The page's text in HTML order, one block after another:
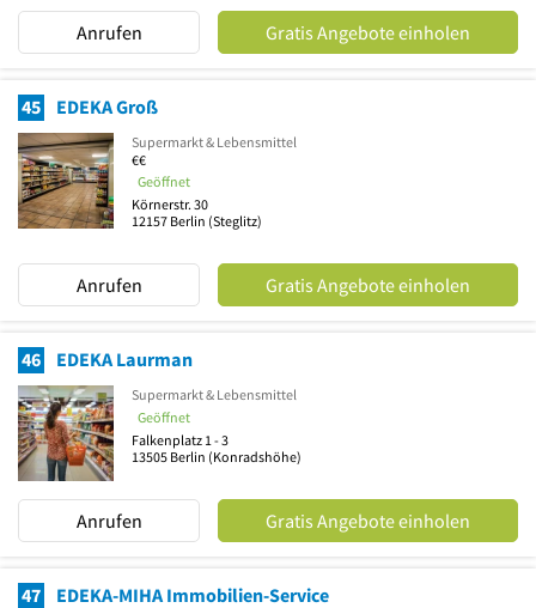
Anrufen Gratis Angebote einholen
45 EDEKA Groß
Supermarkt & Lebensmittel
€€
Geöffnet
Körnerstr. 30
12157 Berlin (Steglitz)
Anrufen Gratis Angebote einholen
46 EDEKA Laurman
Supermarkt & Lebensmittel
Geöffnet
Falkenplatz 1 - 3
13505 Berlin (Konradshöhe)
Anrufen Gratis Angebote einholen
47 EDEKA-MIHA Immobilien-Service